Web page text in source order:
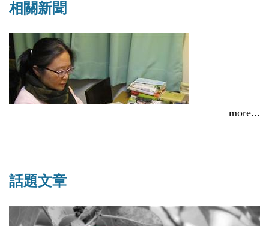
相關新聞
愛是人生最重要的課題──專訪谷梅《愛你的97天》
more...
話題文章